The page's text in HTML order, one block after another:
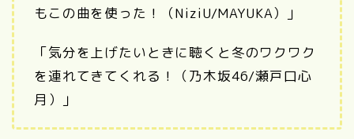
もこの曲を使った！（NiziU/MAYUKA）」
「気分を上げたいときに聴くと冬のワクワク
を連れてきてくれる！（乃木坂46/瀬戸口心
月）」